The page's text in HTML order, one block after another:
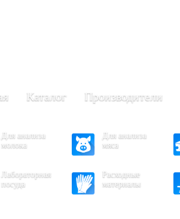
Каталог Производители
Для анализа
молока
Для анализа
мяса
Лабораторная
посуда
Расходные
материалы